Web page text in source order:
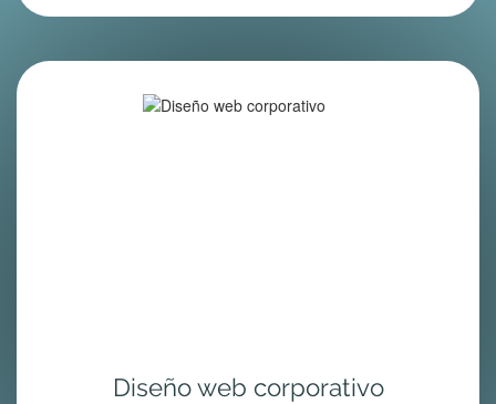
Diseño web corporativo